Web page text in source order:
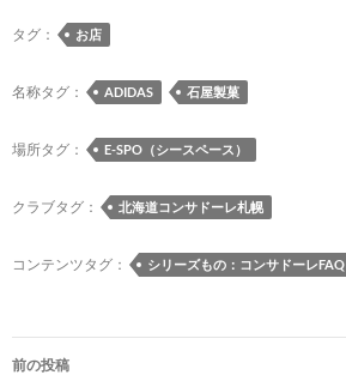
e
o
o
y
ds o
n
タグ： お店
名称タグ： ADIDAS 石屋製菓
場所タグ： E-SPO（シースペース）
クラブタグ： 北海道コンサドーレ札幌
コンテンツタグ： シリーズもの：コンサドーレFAQ
投
前の投稿